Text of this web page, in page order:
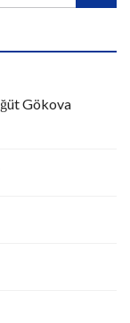
Gökova